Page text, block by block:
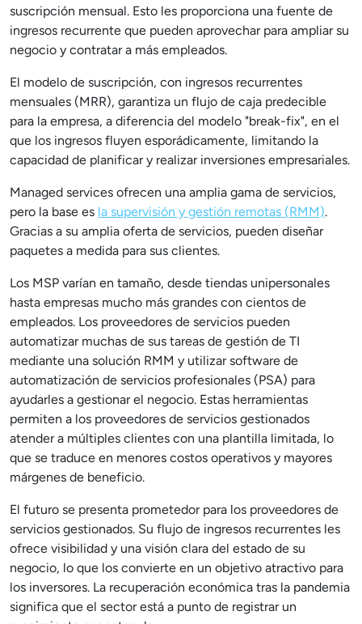
suscripción mensual. Esto les proporciona una fuente de
ingresos recurrente que pueden aprovechar para ampliar su
negocio y contratar a más empleados.
El modelo de suscripción, con ingresos recurrentes
mensuales (MRR), garantiza un flujo de caja predecible
para la empresa, a diferencia del modelo "break-fix", en el
que los ingresos fluyen esporádicamente, limitando la
capacidad de planificar y realizar inversiones empresariales.
Managed services ofrecen una amplia gama de servicios,
pero la base es la supervisión y gestión remotas (RMM).
Gracias a su amplia oferta de servicios, pueden diseñar
paquetes a medida para sus clientes.
Los MSP varían en tamaño, desde tiendas unipersonales
hasta empresas mucho más grandes con cientos de
empleados. Los proveedores de servicios pueden
automatizar muchas de sus tareas de gestión de TI
mediante una solución RMM y utilizar software de
automatización de servicios profesionales (PSA) para
ayudarles a gestionar el negocio. Estas herramientas
permiten a los proveedores de servicios gestionados
atender a múltiples clientes con una plantilla limitada, lo
que se traduce en menores costos operativos y mayores
márgenes de beneficio.
El futuro se presenta prometedor para los proveedores de
servicios gestionados. Su flujo de ingresos recurrentes les
ofrece visibilidad y una visión clara del estado de su
negocio, lo que los convierte en un objetivo atractivo para
los inversores. La recuperación económica tras la pandemia
significa que el sector está a punto de registrar un